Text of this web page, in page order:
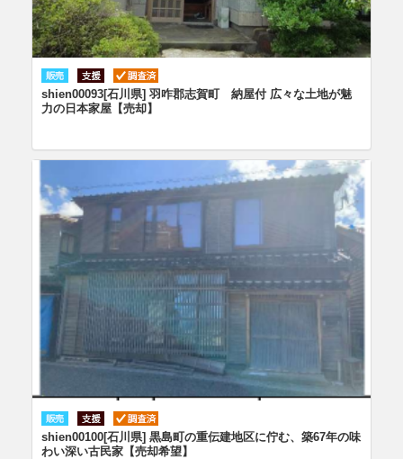
shien00093[石川県] 羽咋郡志賀町 納屋付 広々な土地が魅
力の日本家屋【売却】
shien00100[石川県] 黒島町の重伝建地区に佇む、築67年の味
わい深い古民家【売却希望】